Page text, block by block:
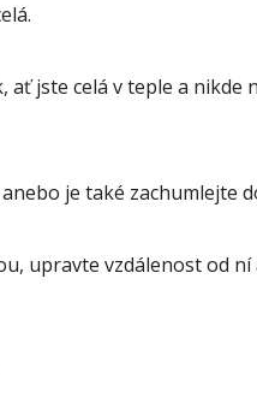
ať jste celá v teple a nikde
je také zachumlejte
upravte vzdálenost od ní